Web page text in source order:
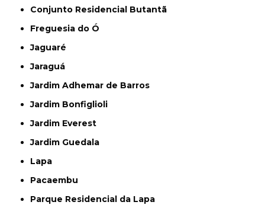
Conjunto Residencial Butantã
Freguesia do Ó
Jaguaré
Jaraguá
Jardim Adhemar de Barros
Jardim Bonfiglioli
Jardim Everest
Jardim Guedala
Lapa
Pacaembu
Parque Residencial da Lapa